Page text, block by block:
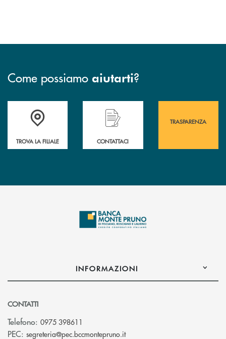
Come possiamo aiutarti?
Accedi all' elenco completo&nbsp; delle&nbsp; filiali&nbsp; di Banca
TROVA LA FILIALE
Hai bisogno di assistenza immediata?
CONTATTACI
TRASPARENZA
INFORMAZIONI
CONTATTI
Telefono: 0975 398611
PEC: segreteria@pec.bccmontepruno.it(si apre l’app di posta